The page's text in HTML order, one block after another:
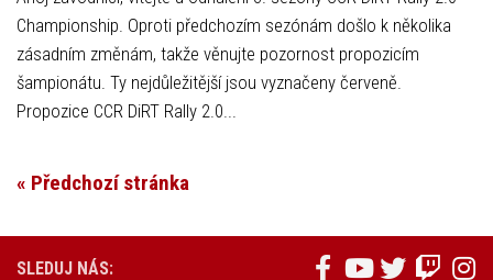
Championship. Oproti předchozím sezónám došlo k několika
zásadním změnám, takže věnujte pozornost propozicím
šampionátu. Ty nejdůležitější jsou vyznačeny červeně.
Propozice CCR DiRT Rally 2.0...
« Předchozí stránka
SLEDUJ NÁS: